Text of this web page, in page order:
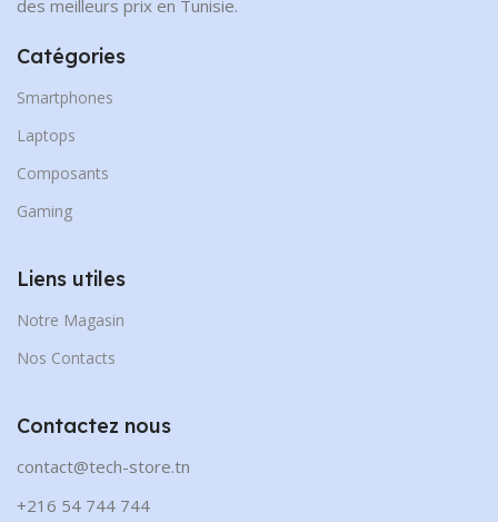
des meilleurs prix en Tunisie.
Catégories
Smartphones
Laptops
Composants
Gaming
Liens utiles
Notre Magasin
Nos Contacts
Contactez nous
contact@tech-store.tn
+216 54 744 744